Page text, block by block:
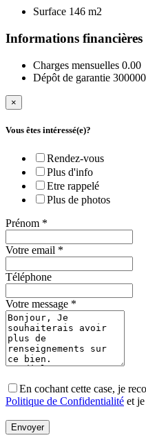
Surface 146 m2
Informations financières
Charges mensuelles 0.00
Dépôt de garantie 300000
×
Vous êtes intéressé(e)?
Rendez-vous
Plus d'info
Etre rappelé
Plus de photos
Prénom *
Votre email *
Téléphone
Votre message *
En cochant cette case, je
Politique de Confidentialité et
Envoyer